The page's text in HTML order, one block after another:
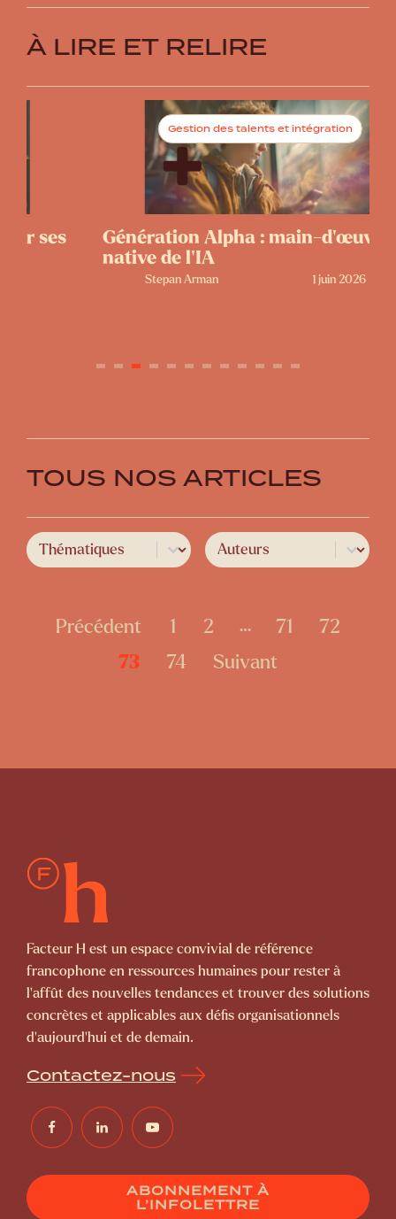
À LIRE ET RELIRE
Gestion des talents et intégration
Génération Alpha : main-d’œuvre
native de l’IA
Stepan Arman
TOUS NOS ARTICLES
Catégories
Select content Auteurs
Select content
Précédent 1 2 … 71
72
73
74 Suivant
Facteur H est un espace convivial de référence
francophone en ressources humaines pour rester à
l’affût des nouvelles tendances et trouver des solutions
concrètes et applicables aux défis organisationnels
d’aujourd’hui et de demain.
Contactez-nous
ABONNEMENT À
L’INFOLETTRE